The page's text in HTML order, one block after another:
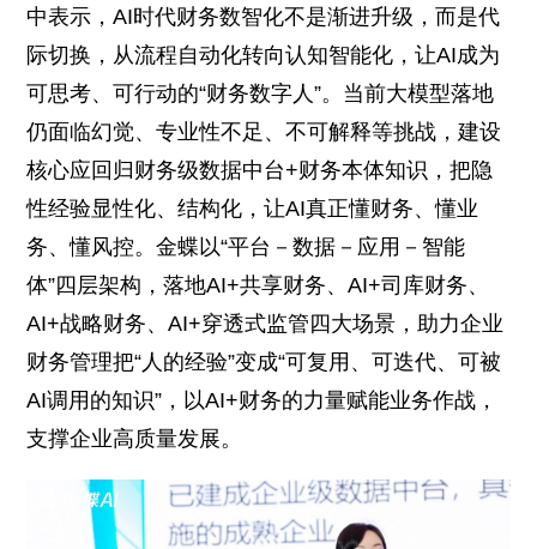
中表示，AI时代财务数智化不是渐进升级，而是代
际切换，从流程自动化转向认知智能化，让AI成为
可思考、可行动的“财务数字人”。当前大模型落地
仍面临幻觉、专业性不足、不可解释等挑战，建设
核心应回归财务级数据中台+财务本体知识，把隐
性经验显性化、结构化，让AI真正懂财务、懂业
务、懂风控。金蝶以“平台－数据－应用－智能
体”四层架构，落地AI+共享财务、AI+司库财务、
AI+战略财务、AI+穿透式监管四大场景，助力企业
财务管理把“人的经验”变成“可复用、可迭代、可被
AI调用的知识”，以AI+财务的力量赋能业务作战，
支撑企业高质量发展。